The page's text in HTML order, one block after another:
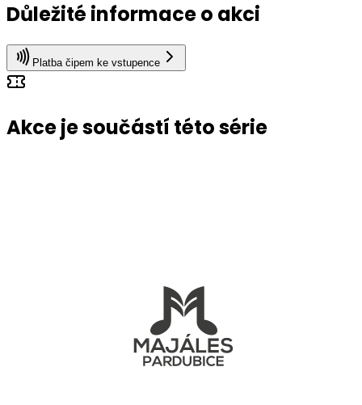
Důležité informace o akci
Platba čipem ke vstupence
Akce je součástí této série